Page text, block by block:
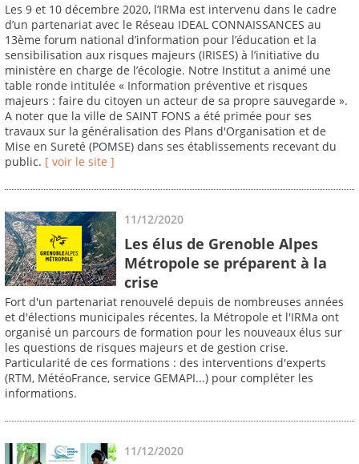
Les 9 et 10 décembre 2020, l’IRMa est intervenu dans le cadre
d’un partenariat avec le Réseau IDEAL CONNAISSANCES au
13ème forum national d’information pour l’éducation et la
sensibilisation aux risques majeurs (IRISES) à l’initiative du
ministère en charge de l’écologie. Notre Institut a animé une
table ronde intitulée « Information préventive et risques
majeurs : faire du citoyen un acteur de sa propre sauvegarde ».
A noter que la ville de SAINT FONS a été primée pour ses
travaux sur la généralisation des Plans d'Organisation et de
Mise en Sureté (POMSE) dans ses établissements recevant du
public. [ voir le site ]
11/12/2020
Les élus de Grenoble Alpes
Métropole se préparent à la
crise
Fort d'un partenariat renouvelé depuis de nombreuses années
et d'élections municipales récentes, la Métropole et l'IRMa ont
organisé un parcours de formation pour les nouveaux élus sur
les questions de risques majeurs et de gestion crise.
Particularité de ces formations : des interventions d'experts
(RTM, MétéoFrance, service GEMAPI...) pour compléter les
informations.
11/12/2020